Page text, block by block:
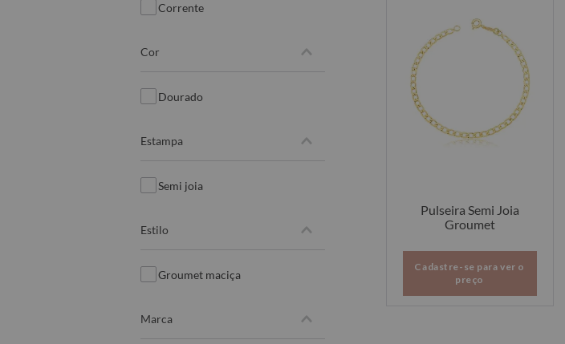
corrente
cor
dourado
estampa
semi joia
estilo
groumet maciça
marca
Pulseira Semi Joia
Groumet
Cadastre-se para ver o
preço